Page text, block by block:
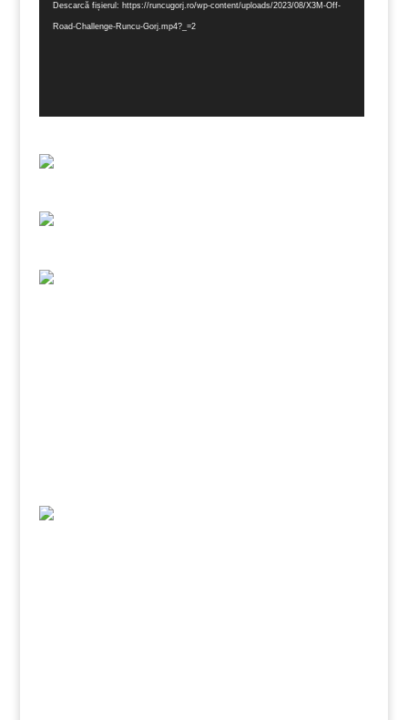
Descarcă fișierul: https://runcugorj.ro/wp-content/uploads/2023/08/X3M-Off-
Road-Challenge-Runcu-Gorj.mp4?_=2